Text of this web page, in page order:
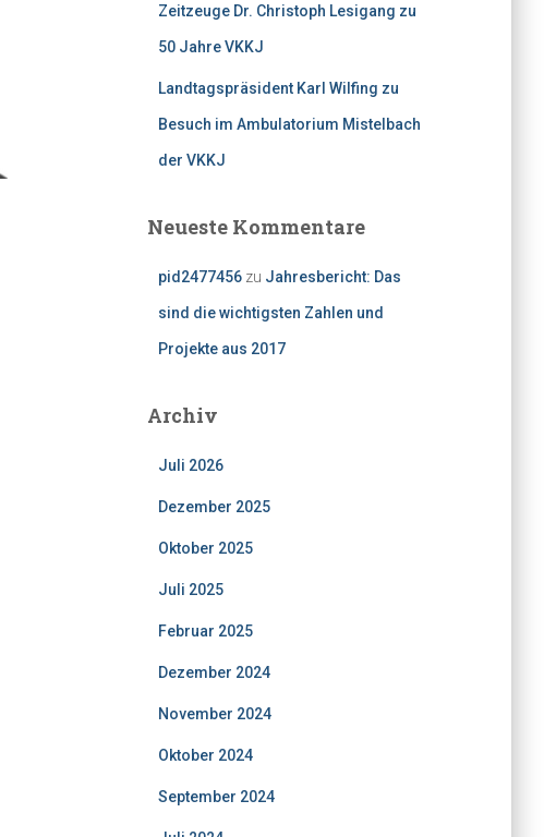
Zeitzeuge Dr. Christoph Lesigang zu
50 Jahre VKKJ
Landtagspräsident Karl Wilfing zu
Besuch im Ambulatorium Mistelbach
der VKKJ
Neueste Kommentare
pid2477456zu Jahresbericht: Das
sind die wichtigsten Zahlen und
Projekte aus 2017
Archiv
Juli 2026
Dezember 2025
Oktober 2025
Juli 2025
Februar 2025
Dezember 2024
November 2024
Oktober 2024
September 2024